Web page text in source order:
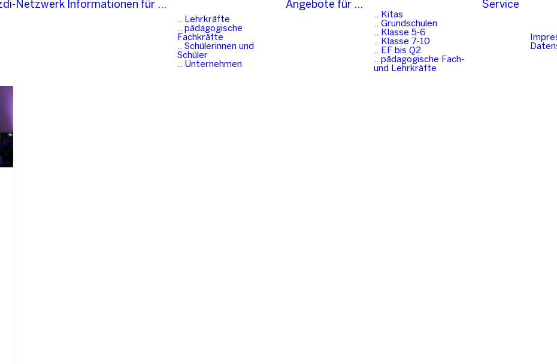
Netzwerk Informationen für …
.. Lehrkräfte
.. pädagogische
Fachkräfte
.. Schülerinnen und
Schüler
.. Unternehmen
Angebote für …
.. Kitas
.. Grundschulen
.. Klasse 5-6
.. Klasse 7-10
.. EF bis Q2
.. pädagogische Fach-
und Lehrkräfte
Service